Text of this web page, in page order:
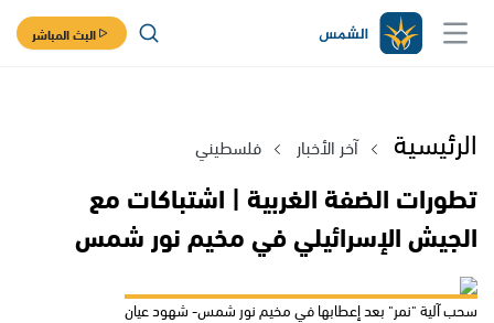
البث المباشر
الرئيسية آخر الأخبار فلسطيني
تطورات الضفة الغربية | اشتباكات مع
الجيش الإسرائيلي في مخيم نور شمس
سحب آلية "نمر" بعد إعطابها في مخيم نور شمس- شهود عيان